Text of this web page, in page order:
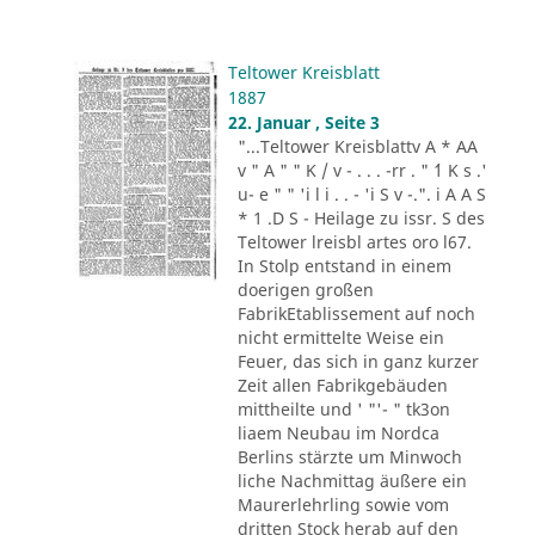
Teltower Kreisblatt
1887
22. Januar , Seite 3
"...Teltower Kreisblattv A * AA
v " A " " K / v - . . . -rr . " ´1 K s .'
u- e " " 'i l i . . - 'i S v -.". i A A S
* 1 .D S - Heilage zu issr. S des
Teltower lreisbl artes oro l67.
In Stolp entstand in einem
doerigen großen
FabrikEtablissement auf noch
nicht ermittelte Weise ein
Feuer, das sich in ganz kurzer
Zeit allen Fabrikgebäuden
mittheilte und ' "'- " tk3on
liaem Neubau im Nordca
Berlins stärzte um Minwoch
liche Nachmittag äußere ein
Maurerlehrling sowie vom
dritten Stock herab auf den